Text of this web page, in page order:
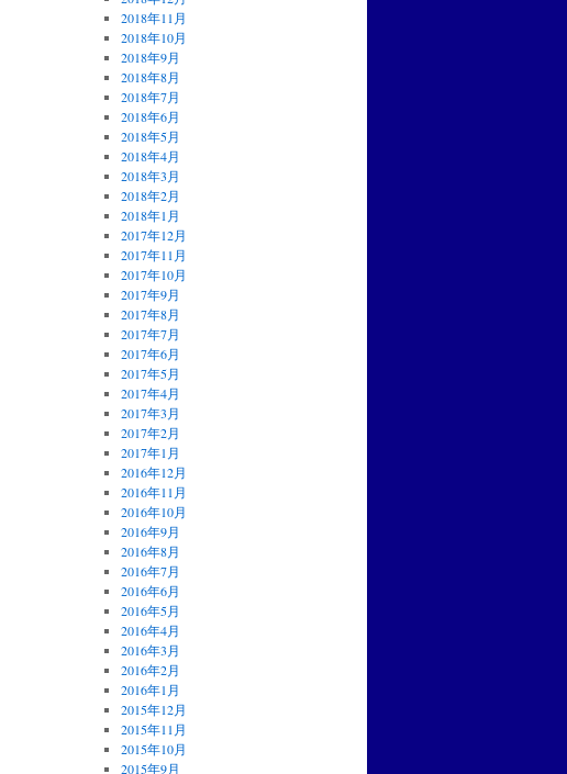
2018年11月
2018年10月
2018年9月
2018年8月
2018年7月
2018年6月
2018年5月
2018年4月
2018年3月
2018年2月
2018年1月
2017年12月
2017年11月
2017年10月
2017年9月
2017年8月
2017年7月
2017年6月
2017年5月
2017年4月
2017年3月
2017年2月
2017年1月
2016年12月
2016年11月
2016年10月
2016年9月
2016年8月
2016年7月
2016年6月
2016年5月
2016年4月
2016年3月
2016年2月
2016年1月
2015年12月
2015年11月
2015年10月
2015年9月